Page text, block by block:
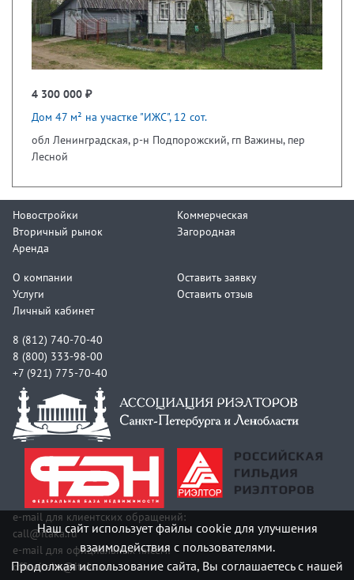
4 300 000 ₽
Дом 47 м² на участке "ИЖС", 12 сот.
обл Ленинградская, р-н Подпорожский, гп Важины, пер
Лесной
Новостройки
Вторичный рынок
Аренда
Коммерческая
Загородная
О компании
Услуги
Личный кабинет
Оставить заявку
Оставить отзыв
8 (812) 740-70-40
8 (800) 333-98-00
+7 (921) 775-70-40
e-mail для клиентских обращений:
call@itaka.ru
e-mail для официальных писем:
officeitaka@itaka.ru
Наш сайт использует файлы cookie для улучшения
взаимодействия с пользователями.
Продолжая использование сайта, Вы соглашаетесь с нашей